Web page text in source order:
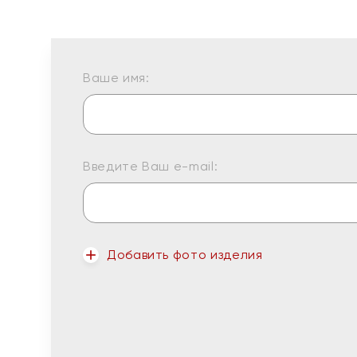
Ваше имя:
Введите Ваш e-mail:
Добавить фото изделия